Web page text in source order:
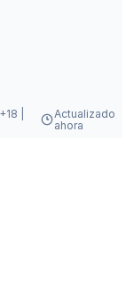
|
Actualizado
ahora